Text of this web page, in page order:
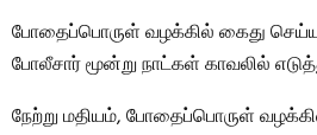
போதைப்பொருள் வழக்கில் கைது
போலீசார் மூன்று நாட்கள் காவலில்
நேற்று மதியம், போதைப்பொருள்